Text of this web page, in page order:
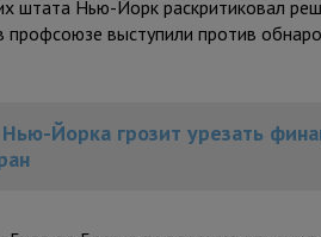
штата Нью-Йорк раскритиковал
профсоюзе выступили против
Йорка грозит урезать